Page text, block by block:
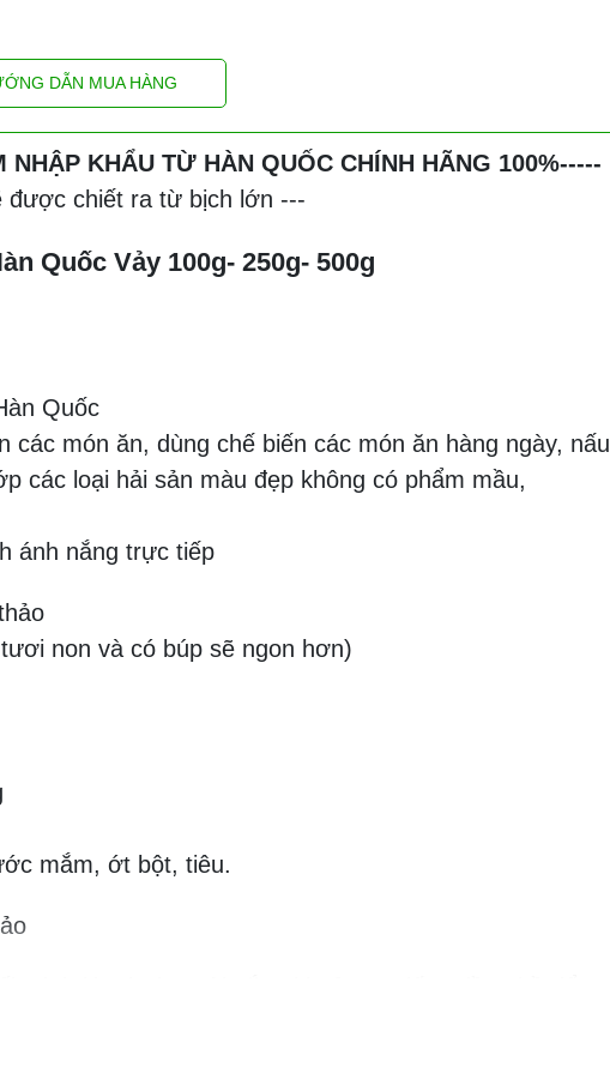
DẪN MUA HÀNG
KHẨU TỪ HÀN QUỐC CHÍNH HÃNG 100%-----
được chiết ra từ bịch lớn ---
Quốc Vảy 100g- 250g- 500g
Quốc
các món ăn, dùng chế biến các món ăn hàng ngày, nấu
các loại hải sản màu đẹp không có phẩm mầu,
ánh nắng trực tiếp
non và có búp sẽ ngon hơn)
mắm, ớt bột, tiêu.